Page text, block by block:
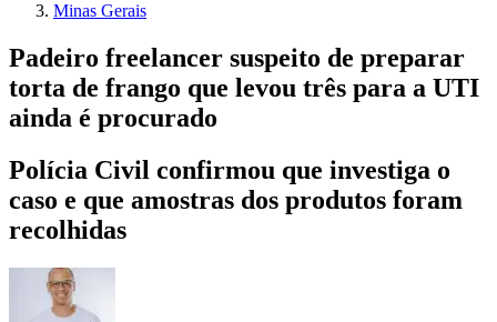
Minas Gerais
Padeiro freelancer suspeito de preparar
torta de frango que levou três para a UTI
ainda é procurado
Polícia Civil confirmou que investiga o
caso e que amostras dos produtos foram
recolhidas